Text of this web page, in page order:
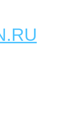
котлы,